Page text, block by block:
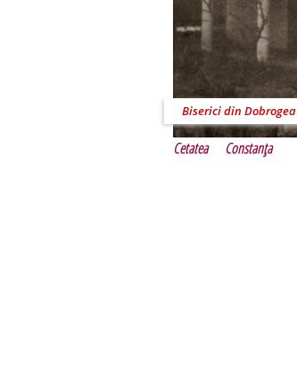
Biserici din Dobrogea
Cetatea Constanţa